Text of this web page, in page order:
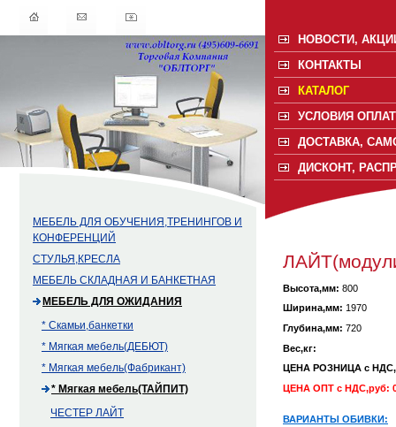
МЕБЕЛЬ ДЛЯ ОБУЧЕНИЯ,ТРЕНИНГОВ И
КОНФЕРЕНЦИЙ
СТУЛЬЯ,КРЕСЛА
МЕБЕЛЬ СКЛАДНАЯ И БАНКЕТНАЯ
МЕБЕЛЬ ДЛЯ ОЖИДАНИЯ
* Скамьи,банкетки
* Мягкая мебель(ДЕБЮТ)
* Мягкая мебель(Фабрикант)
* Мягкая мебель(ТАЙПИТ)
ЧЕСТЕР ЛАЙТ
НОВОСТИ,
КОНТАКТЫ
КАТАЛОГ
УСЛОВИЯ
ДОСТАВКА,
ДИСКОНТ,
Высота,мм: 800
Ширина,мм: 1970
Глубина,мм: 720
Вес,кг:
ЦЕНА РОЗНИЦА с
ЦЕНА ОПТ с НДС,руб:
ВАРИАНТЫ ОБИВКИ: